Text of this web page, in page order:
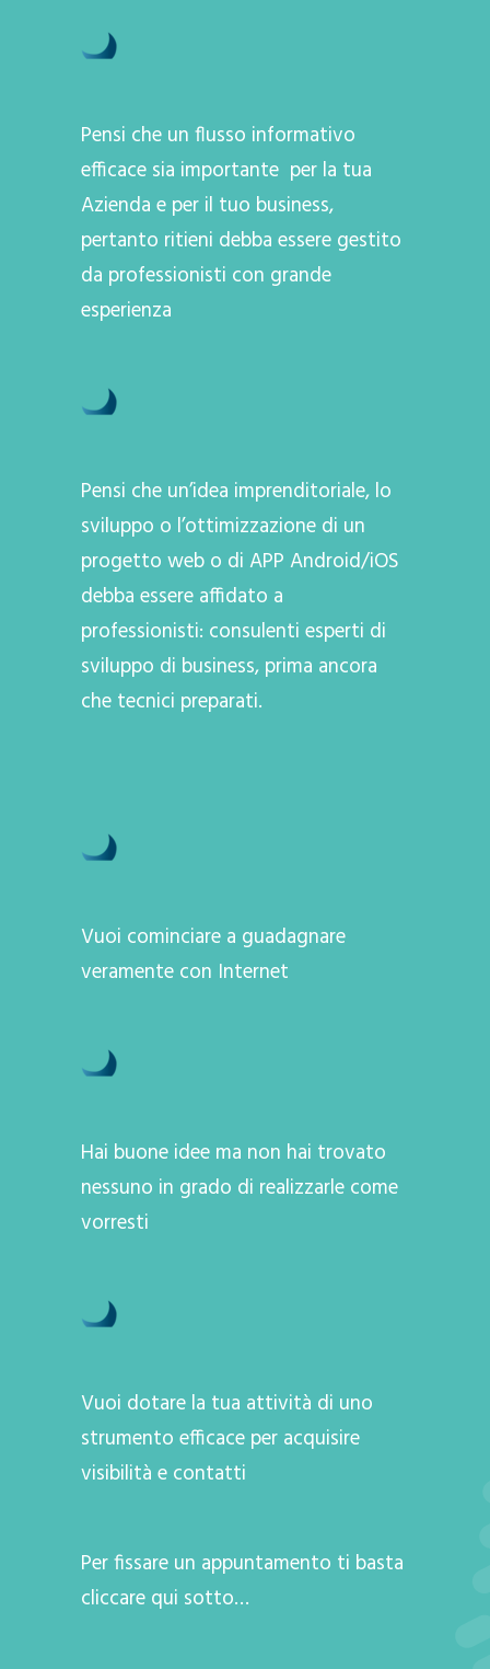
Pensi che un flusso informativo
efficace sia importante per la tua
Azienda e per il tuo business,
pertanto ritieni debba essere gestito
da professionisti con grande
esperienza
Pensi che un’idea imprenditoriale, lo
sviluppo o l’ottimizzazione di un
progetto web o di APP Android/iOS
debba essere affidato a
professionisti: consulenti esperti di
sviluppo di business, prima ancora
che tecnici preparati.
Vuoi cominciare a guadagnare
veramente con Internet
Hai buone idee ma non hai trovato
nessuno in grado di realizzarle come
vorresti
Vuoi dotare la tua attività di uno
strumento efficace per acquisire
visibilità e contatti
Per fissare un appuntamento ti basta
cliccare qui sotto…